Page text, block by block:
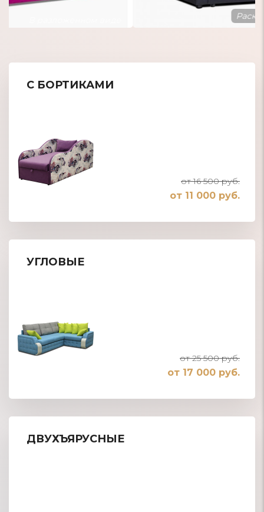
Раскладной диван в детскую
С БОРТИКАМИ
от 16 500 руб.
от 11 000 руб.
УГЛОВЫЕ
от 25 500 руб.
от 17 000 руб.
ДВУХЪЯРУСНЫЕ